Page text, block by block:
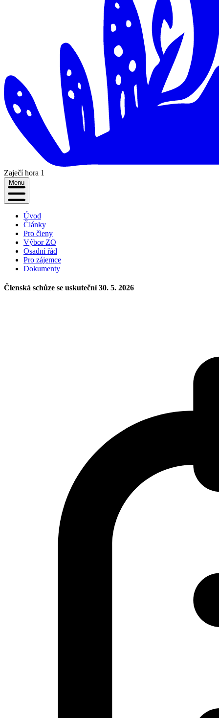
Zaječí hora 1
Menu
Úvod
Články
Pro členy
Výbor ZO
Osadní řád
Pro zájemce
Dokumenty
Členská schůze se uskuteční 30. 5. 2026